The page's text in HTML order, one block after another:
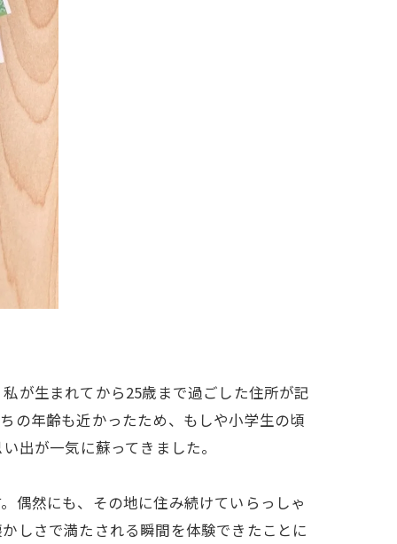
が生まれてから25歳まで過ごした住所が記
の年齢も近かったため、もしや小学生の頃
出が一気に蘇ってきました。
偶然にも、その地に住み続けていらっしゃ
しさで満たされる瞬間を体験できたことに